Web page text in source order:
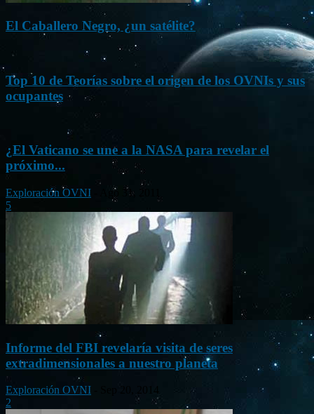
El Caballero Negro, ¿un satélite?
Top 10 de Teorías sobre el origen de los OVNIs y sus
ocupantes
¿El Vaticano se une a la NASA para revelar el
próximo...
Exploración OVNI
Ago 31, 2011
5
Informe del FBI revelaría visita de seres
extradimensionales a nuestro planeta
Exploración OVNI
2